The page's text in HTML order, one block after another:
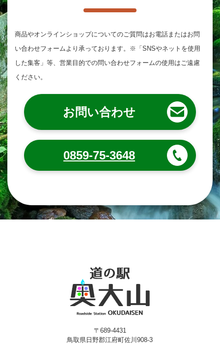
商品やオンラインショップについてのご質問はお電話またはお問
い合わせフォームより承っております。 ※「SNSやネットを使用
した集客」等、営業目的での問い合わせフォームの使用はご遠慮
ください。
お問い合わせ
0859-75-3648
〒689-4431
鳥取県日野郡江府町佐川908-3